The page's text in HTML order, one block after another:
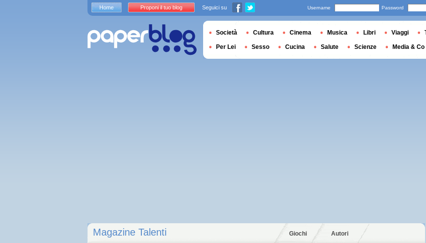
Magazine Talenti Giochi Autori
Home Proponi il tuo blog Seguici su Username Password
Società Cultura Cinema Musica Libri Viaggi
Per Lei Sesso Cucina Salute Scienze Media & Co